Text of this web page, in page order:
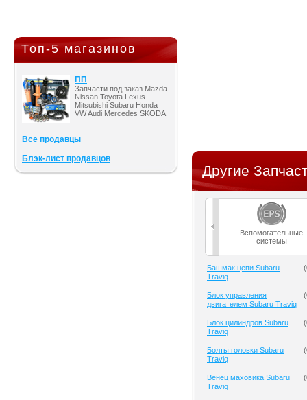
Топ-5 магазинов
ПП
Запчасти под заказ Mazda
Nissan Toyota Lexus
Mitsubishi Subaru Honda
VW Audi Mercedes SKODA
Все продавцы
Блэк-лист продавцов
Другие
Вспомогательные
системы
Башмак цепи Subaru
Traviq
(
Блок управления
двигателем Subaru Traviq
(
Блок цилиндров Subaru
Traviq
(
Болты головки Subaru
Traviq
(
Венец маховика Subaru
Traviq
(